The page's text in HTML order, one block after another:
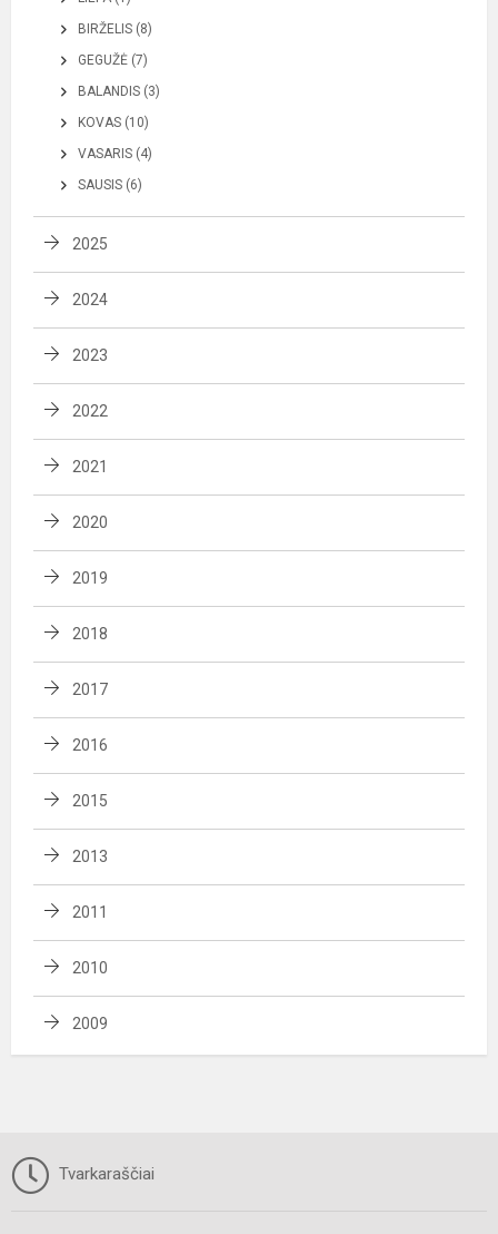
BIRŽELIS (8)
GEGUŽĖ (7)
BALANDIS (3)
KOVAS (10)
VASARIS (4)
SAUSIS (6)
2025
2024
2023
2022
2021
2020
2019
2018
2017
2016
2015
2013
2011
2010
2009
Tvarkaraščiai